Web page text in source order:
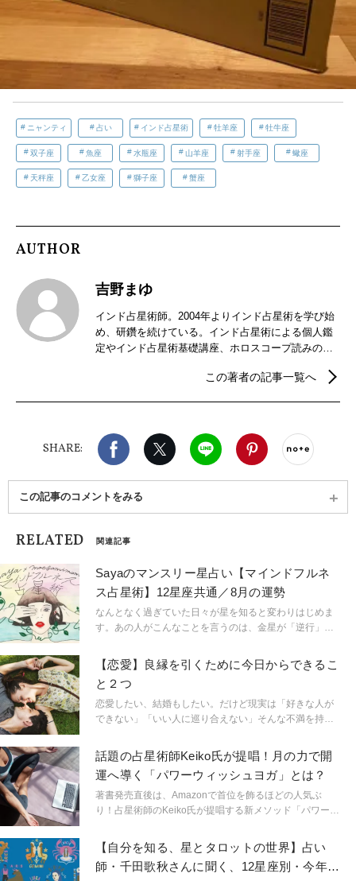
ニャンティ 占い インド占星術 牡羊座 牡牛座
双子座 魚座 水瓶座 山羊座 射手座 蠍座
天秤座 乙女座 獅子座 蟹座
AUTHOR
吉野まゆ
インド占星術師。2004年よりインド占星術を学び始
め、研鑽を続けている。インド占星術による個人鑑
定やインド占星術基礎講座、ホロスコープ読みの講
ガ手帳の制作販売を行っている。この著者の記事一覧へ
SHARE:
Facebook X（旧twitter）
LINE Pinterest
この記事のコメントをみる
RELATED 関連記事
Sayaのマンスリー星占い【マインドフルネ
ス占星術】12星座共通／8月の運勢
なんとなく過ぎていた日々が星を知ると変わりはじめま
す。あの人がこんなことを言うのは、金星が「逆行」し
い。こんなにも気持ちが盛り上がるのは満月だからと言
うように。星という眼鏡をもつことで、小さなささやき
や予兆にも気づき始め、「今、ここ」に集中できるよう
に。マインドフルに生きられるようになるのです。
「今、ここ」を生きるためのマインドフルネスな占星術
【恋愛】良縁を引くために今日からできるこ
と２つ
恋愛したい、結婚もしたい。だけど現実は「好きな人が
できない」「いい人に巡り合えない」そんな不満を持っ
と出会える場に行くことが大事ですが、ではその「出会
いの場」で良いご縁を引けるようになるには？日々心掛
けたいポイントを考えてみました。
話題の占星術師Keiko氏が提唱！月の力で開
運へ導く「パワーウィッシュヨガ」とは？
著書発売直後は、Amazonで首位を飾るほどの人気ぶ
り！占星術師のKeiko氏が提唱する新メソッド「パワーウ
幸せを引き寄せてみませんか？
【自分を知る、星とタロットの世界】占い
師・千田歌秋さんに聞く、12星座別・今年を